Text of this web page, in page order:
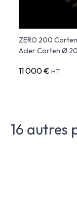
ZERO 200
Acier Corten Ø
11 000 € HT
16 autres